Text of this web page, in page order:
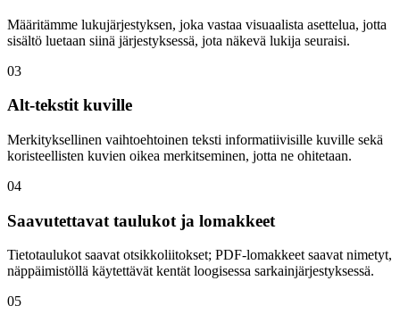
Määritämme lukujärjestyksen, joka vastaa visuaalista asettelua, jotta
sisältö luetaan siinä järjestyksessä, jota näkevä lukija seuraisi.
03
Alt-tekstit kuville
Merkityksellinen vaihtoehtoinen teksti informatiivisille kuville sekä
koristeellisten kuvien oikea merkitseminen, jotta ne ohitetaan.
04
Saavutettavat taulukot ja lomakkeet
Tietotaulukot saavat otsikkoliitokset; PDF-lomakkeet saavat nimetyt,
näppäimistöllä käytettävät kentät loogisessa sarkainjärjestyksessä.
05